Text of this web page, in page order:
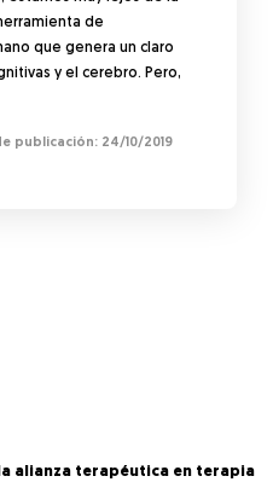
de
que genera un claro
y el cerebro. Pero,
24/10/2019
alianza terapéutica en terapia